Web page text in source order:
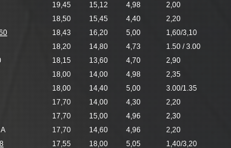
19,45 15,12 4,98 2,00
18,50 15,45 4,40 2,20
18,43 16,20 5,00 1,60/3,10
18,20 14,80 4,73 1.50 / 3.00
18,15 13,60 4,70 2,90
18,00 14,00 4,98 2,35
18,00 14,40 5,00 3.00/1.35
17,70 14,00 4,30 2,20
17,70 15,00 4,96 2,30
17,70 14,60 4,96 2,20
17,55 18,00 5,05 1,40/3,20